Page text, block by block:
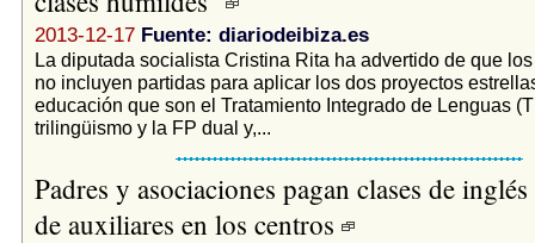
2013-12-17 Fuente: diariodeibiza.es
La diputada socialista Cristina Rita ha advertido de que
no incluyen partidas para aplicar los dos proyectos
educación que son el Tratamiento Integrado de Lenguas
trilingüismo y la FP dual y,...
Padres y asociaciones pagan clases de
de auxiliares en los centros